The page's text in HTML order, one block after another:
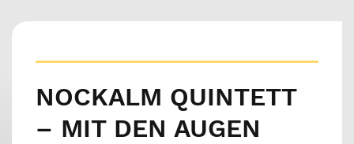
NOCKALM QUINTETT
– MIT DEN AUGEN